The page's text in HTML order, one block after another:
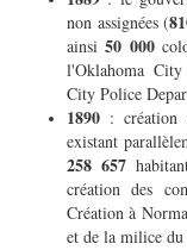
non assignées (
ainsi50 000
l'Oklahoma
City Police
1890 : création
existant
258 657
création des
Création à
et de la milice